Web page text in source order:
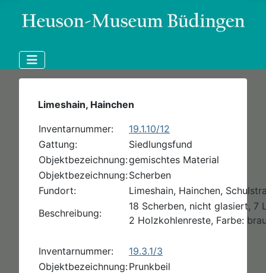
Limeshain, Hainchen
Inventarnummer:
19.1.10/12
Gattung:
Siedlungsfund
Objektbezeichnung:gemischtes Material
Objektbezeichnung:Scherben
Fundort:
Limeshain, Hainchen,
Beschreibung:
18 Scherben, nicht glasiert, 7
2 Holzkohlenreste, Farbe:
Inventarnummer:
19.3.1/3
Objektbezeichnung:Prunkbeil